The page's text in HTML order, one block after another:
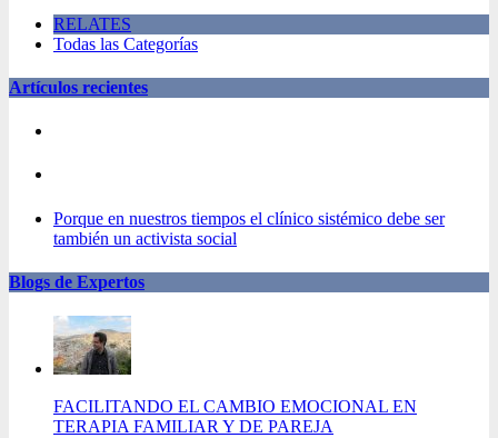
RELATES
Todas las Categorías
Artículos recientes
Porque en nuestros tiempos el clínico sistémico debe ser
también un activista social
Blogs de Expertos
FACILITANDO EL CAMBIO EMOCIONAL EN
TERAPIA FAMILIAR Y DE PAREJA